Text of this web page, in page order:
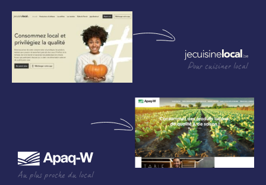
Pour cuisiner local
Au plus proche du local